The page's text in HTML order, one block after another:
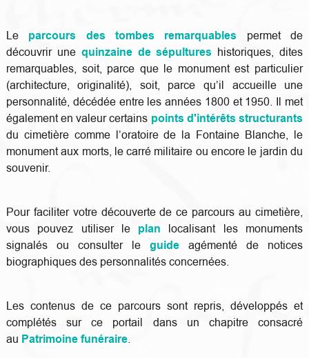
Le parcours des tombes remarquables permet de
découvrir une quinzaine de sépultures historiques, dites
remarquables, soit, parce que le monument est particulier
(architecture, originalité), soit, parce qu’il accueille une
personnalité, décédée entre les années 1800 et 1950. Il met
également en valeur certains points d'intérêts structurants
du cimetière comme l’oratoire de la Fontaine Blanche, le
monument aux morts, le carré militaire ou encore le jardin du
souvenir.
Pour faciliter votre découverte de ce parcours au cimetière,
vous pouvez utiliser le plan localisant les monuments
signalés ou consulter le guide agémenté de notices
biographiques des personnalités concernées.
Les contenus de ce parcours sont repris, développés et
complétés sur ce portail dans un chapitre consacré
au Patrimoine funéraire.